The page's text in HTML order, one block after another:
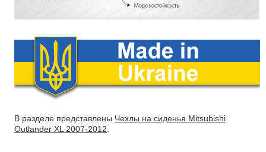
В разделе представлены Чехлы на сиденья Mitsubishi
Outlander XL 2007-2012